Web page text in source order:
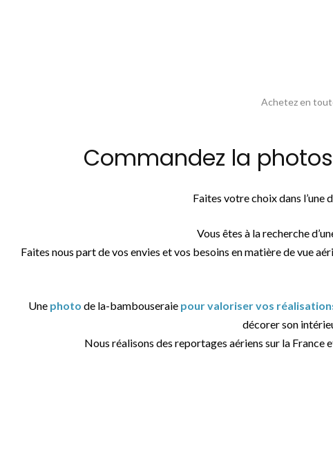
Achetez en
Commandez la
Faites votre choix dans l’une
Vous êtes à la recherche
Faites nous part de vos envies et vos besoins en matière de vue
Une photo de la-bambouseraie pour valoriser vos
décorer son
Nous réalisons des reportages aériens sur la